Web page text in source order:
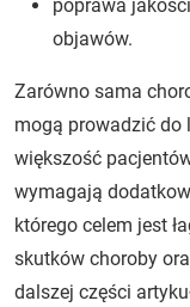
poprawa
objawów.
Zarówno sama
mogą prowadzić do
większość
wymagają
którego celem jest
skutków choroby
dalszej części